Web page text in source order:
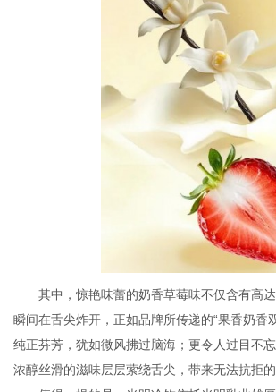
其中，惊艳味蕾的奶香草莓味不仅含有高
瞬间在舌尖炸开，正如品牌所传递的“果香奶
纯正芬芳，犹如微风拂过脑海；更令人过目不
浓醇丝滑的滋味层层萦绕舌尖，带来无法抗拒的